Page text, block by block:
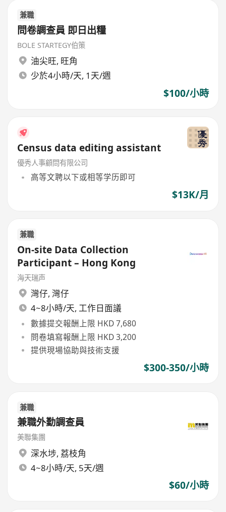
兼職
問卷調查員 即日出糧
BOLE STARTEGY伯策
油尖旺, 旺角
少於4小時/天, 1天/週
$100/小時
Census data editing assistant
優秀人事顧問有限公司
高等文聘以下或相等学历即可
$13K/月
兼職
On-site Data Collection
Participant – Hong Kong
海天瑞声
灣仔, 灣仔
4~8小時/天, 工作日面議
數據提交報酬上限 HKD 7,680
問卷填寫報酬上限 HKD 3,200
提供現場協助與技術支援
$300-350/小時
兼職
兼職外勤調查員
美聯集團
深水埗, 荔枝角
4~8小時/天, 5天/週
$60/小時